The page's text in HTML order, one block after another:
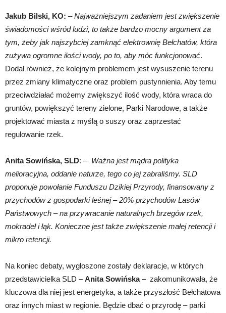
Jakub Bilski, KO: –Najważniejszym zadaniem jest zwiększenie
świadomości wśród ludzi, to także bardzo mocny argument za
tym, żeby jak najszybciej zamknąć elektrownię Bełchatów, która
zużywa ogromne ilości wody, po to, aby móc funkcjonować.
Dodał również, że kolejnym problemem jest wysuszenie terenu
przez zmiany klimatyczne oraz problem pustynnienia. Aby temu
przeciwdziałać możemy zwiększyć ilość wody, która wraca do
gruntów, powiększyć tereny zielone, Parki Narodowe, a także
projektować miasta z myślą o suszy oraz zaprzestać
regulowanie rzek.
Anita Sowińska, SLD: – Ważna jest mądra polityka
melioracyjna, oddanie naturze, tego co jej zabraliśmy. SLD
proponuje powołanie Funduszu Dzikiej Przyrody, finansowany z
przychodów z gospodarki leśnej – 20% przychodów Lasów
Państwowych – na przywracanie naturalnych brzegów rzek,
mokradeł i łąk. Konieczne jest także zwiększenie małej retencji i
mikro retencji.
Na koniec debaty, wygłoszone zostały deklaracje, w których
przedstawicielka SLD –Anita Sowińska– zakomunikowała, że
kluczowa dla niej jest energetyka, a także przyszłość Bełchatowa
oraz innych miast w regionie. Będzie dbać o przyrodę – parki